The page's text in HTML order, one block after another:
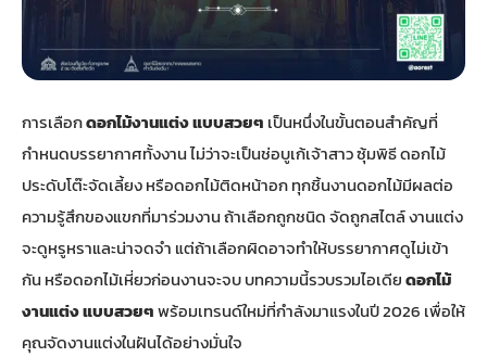
จัดดอกไม้หน้ารูป
ดอกไม้ศพ
ดอกไม้งานศพ ส่งด่วน
ดอกไม้งานศพ กรุงเทพ
พวงหรีดพระราม 2
พวงหรีด ปากคลองตลาด
พวงหรีดราคาถูก
พวงหรีดดอกไม้สด
พวงหรีดดอกไม้สด ราคาถูก
มรุ กรุงเทพ
มรุ ราคาถูก
ม้หน้าเมรุ
ระดับเมรุ
ไม้งานแต่ง แบบสวยๆ
ร้านพวงหรีดพัดลม
พวงหรีดพัดลม ปากคลองตลาด
พวงหรีดพัดลม แบบสวยๆ
จัดงานศพ วัด
จัดงานศพ ราคาถูก
การเลือกดอกไม้งานแต่ง แบบสวยๆ เป็นหนึ่งในขั้นตอนสำคัญที่
กำหนดบรรยากาศทั้งงาน ไม่ว่าจะเป็นช่อบูเก้เจ้าสาว ซุ้มพิธี ดอกไม้
ประดับโต๊ะจัดเลี้ยง หรือดอกไม้ติดหน้าอก ทุกชิ้นงานดอกไม้มีผลต่อ
ความรู้สึกของแขกที่มาร่วมงาน ถ้าเลือกถูกชนิด จัดถูกสไตล์ งานแต่ง
จะดูหรูหราและน่าจดจำ แต่ถ้าเลือกผิดอาจทำให้บรรยากาศดูไม่เข้า
กัน หรือดอกไม้เหี่ยวก่อนงานจะจบ บทความนี้รวบรวมไอเดียดอกไม้
งานแต่ง แบบสวยๆพร้อมเทรนด์ใหม่ที่กำลังมาแรงในปี 2026 เพื่อให้
คุณจัดงานแต่งในฝันได้อย่างมั่นใจ